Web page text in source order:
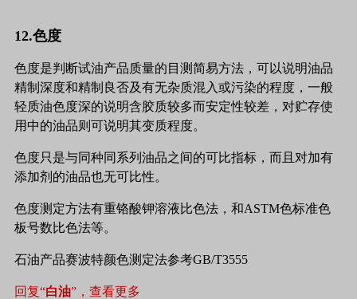
12.色度
色度是判断试油产品质量的目测简易方法，可以说明油品
精制深度和精制良否及有无杂质混入或污染的程度，一般
轻质油色度深的说明含胶质较多而安定性较差，对贮存使
用中的油品则可说明其变质程度。
色度只是与同种同系列油品之间的可比指标，而且对加有
添加剂的油品也无可比性。
色度测定方法有重铬酸钾溶液比色法，和ASTM色标准色
板号数比色法等。
石油产品赛波特颜色测定法参考GB/T3555
回复“白油”，查看更多